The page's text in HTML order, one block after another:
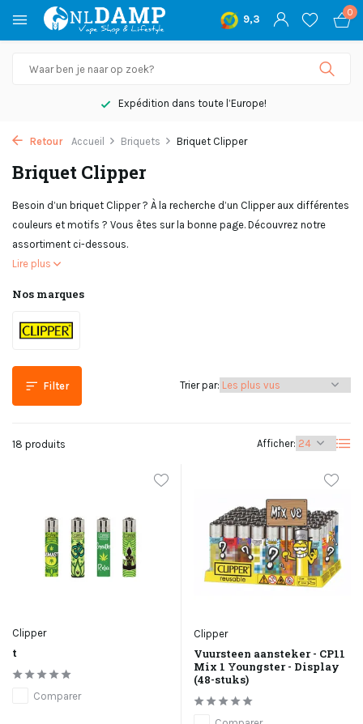
9,3
0
Pas satisfait, remboursement
Retour Accueil Briquets Briquet Clipper
Briquet Clipper
Besoin d’un briquet Clipper ? À la recherche d’un Clipper aux différentes
couleurs et motifs ? Vous êtes sur la bonne page. Découvrez notre
assortiment ci-dessous.
Lire plus
Nos marques
Filter
18 produits Afficher:
Trier par:
Clipper
t
Comparer
Clipper
Vuursteen aansteker - CP11
Mix 1 Youngster - Display
(48-stuks)